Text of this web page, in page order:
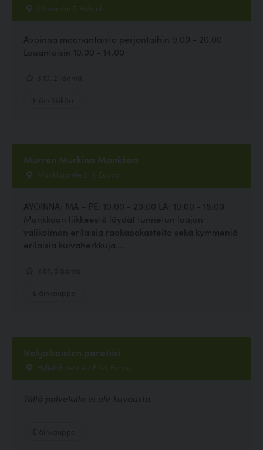
Otavantie 7, Helsinki
Avoinna maanantaista perjantaihin 9.00 - 20.00
Lauantaisin 10.00 - 14.00
Murren Murkina Mankkaa
Mankkaantie 2-4, Espoo
AVOINNA: MA - PE: 10:00 - 20:00 LA: 10:00 - 18:00
Mankkaan liikkeestä löydät tunnetun laajan
valikoiman erilaisia raakapakasteita sekä kymmeniä
erilaisia kuivaherkkuja....
Nelijalkaisten paratiisi
Hyljelahdentie 7 E 24, Espoo
Tällä palvelulla ei ole kuvausta.